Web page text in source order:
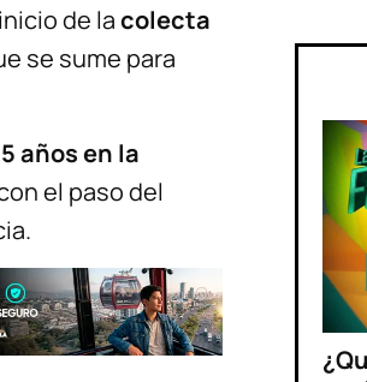
de lacolecta
se sume para
años en la
el paso del